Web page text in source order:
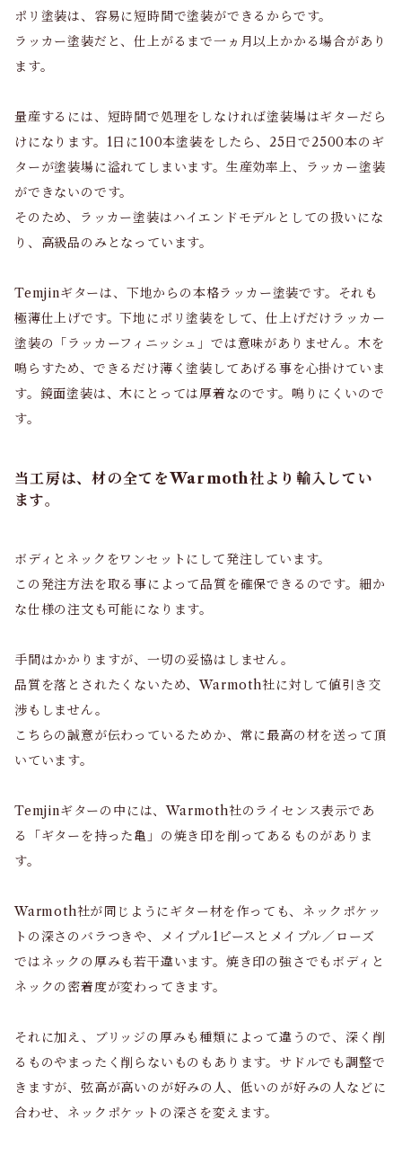
ポリ塗装は、容易に短時間で塗装ができるからです。
ラッカー塗装だと、仕上がるまで一ヵ月以上かかる場合があり
ます。
量産するには、短時間で処理をしなければ塗装場はギターだら
けになります。1日に100本塗装をしたら、25日で2500本のギ
ターが塗装場に溢れてしまいます。生産効率上、ラッカー塗装
ができないのです。
そのため、ラッカー塗装はハイエンドモデルとしての扱いにな
り、高級品のみとなっています。
Temjinギターは、下地からの本格ラッカー塗装です。それも
極薄仕上げです。下地にポリ塗装をして、仕上げだけラッカー
塗装の「ラッカーフィニッシュ」では意味がありません。木を
鳴らすため、できるだけ薄く塗装してあげる事を心掛けていま
す。鏡面塗装は、木にとっては厚着なのです。鳴りにくいので
す。
当工房は、材の全てをWarmoth社より輸入してい
ます。
ボディとネックをワンセットにして発注しています。
この発注方法を取る事によって品質を確保できるのです。細か
な仕様の注文も可能になります。
手間はかかりますが、一切の妥協はしません。
品質を落とされたくないため、Warmoth社に対して値引き交
渉もしません。
こちらの誠意が伝わっているためか、常に最高の材を送って頂
いています。
Temjinギターの中には、Warmoth社のライセンス表示であ
る「ギターを持った亀」の焼き印を削ってあるものがありま
す。
Warmoth社が同じようにギター材を作っても、ネックポケッ
トの深さのバラつきや、メイプル1ピースとメイプル／ローズ
ではネックの厚みも若干違います。焼き印の強さでもボディと
ネックの密着度が変わってきます。
それに加え、ブリッジの厚みも種類によって違うので、深く削
るものやまったく削らないものもあります。サドルでも調整で
きますが、弦高が高いのが好みの人、低いのが好みの人などに
合わせ、ネックポケットの深さを変えます。